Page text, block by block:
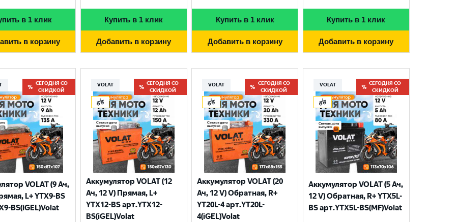
в 1 клик
в корзину
Купить в 1 клик
Добавить в корзину
Купить в 1 клик
Добавить в корзину
Купить в 1 клик
Добавить в корзину
СЕГОДНЯ СО
СКИДКОЙ
VOLAT (9 Ач,
L+ YTX9-BS
BS(iGEL)Volat
VOLAT
СЕГОДНЯ СО
СКИДКОЙ
Аккумулятор VOLAT (12
Ач, 12 V) Прямая, L+
YTX12-BS арт.YTX12-
BS(iGEL)Volat
VOLAT
СЕГОДНЯ СО
СКИДКОЙ
Аккумулятор VOLAT (20
Ач, 12 V) Обратная, R+
YT20L-4 арт.YT20L-
4(iGEL)Volat
VOLAT
СЕГОДНЯ СО
СКИДКОЙ
Аккумулятор VOLAT (5 Ач,
12 V) Обратная, R+ YTX5L-
BS арт.YTX5L-BS(MF)Volat